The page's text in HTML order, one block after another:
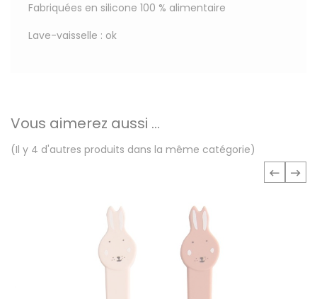
Fabriquées en silicone 100 % alimentaire
Lave-vaisselle : ok
Vous aimerez aussi ...
(Il y 4 d'autres produits dans la même catégorie)